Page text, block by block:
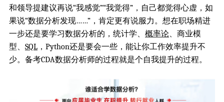
和领导提建议再说“我感觉”“我觉得”，自己都觉得心虚，如
果说“数据分析发现……”，肯定更有说服力。想在职场精进
一步还是要学习数据分析的，统计学、 概率论、商业模
型、 SQL ，Python还是要会一些，能让你工作效率提升不
少。备考CDA数据分析师的过程就是个自我提升的过程。